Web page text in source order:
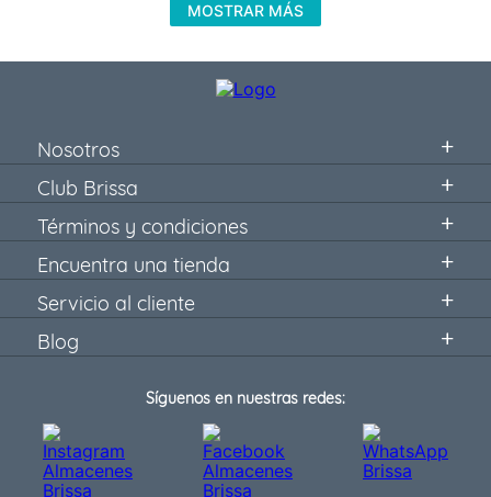
MOSTRAR MÁS
Nosotros
Club Brissa
Términos y condiciones
Encuentra una tienda
Servicio al cliente
Blog
Síguenos en nuestras redes: